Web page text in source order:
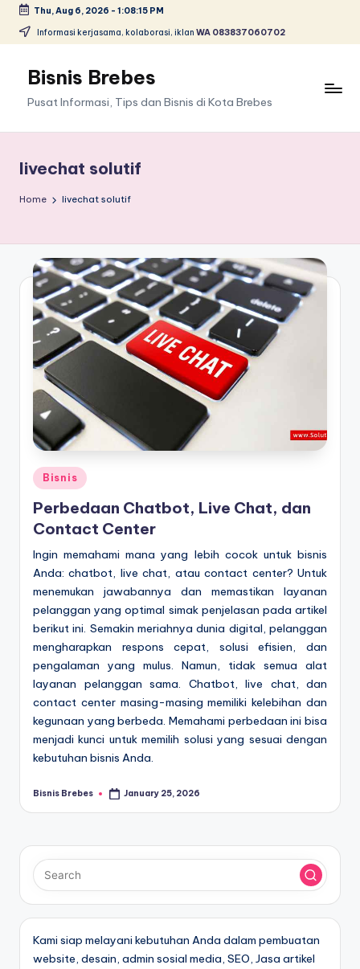
Skip
content
Thu, Aug 6, 2026 - 1:08:15 PM
Informasi kerjasama, kolaborasi, iklan WA 083837060702
Bisnis Brebes
Pusat Informasi, Tips dan Bisnis di Kota Brebes
livechat solutif
Home livechat solutif
Posted
in
Bisnis
Perbedaan Chatbot, Live Chat, dan
Contact Center
Ingin memahami mana yang lebih cocok untuk bisnis
Anda: chatbot, live chat, atau contact center? Untuk
menemukan jawabannya dan memastikan layanan
pelanggan yang optimal simak penjelasan pada artikel
berikut ini. Semakin meriahnya dunia digital, pelanggan
mengharapkan respons cepat, solusi efisien, dan
pengalaman yang mulus. Namun, tidak semua alat
layanan pelanggan sama. Chatbot, live chat, dan
contact center masing-masing memiliki kelebihan dan
kegunaan yang berbeda. Memahami perbedaan ini bisa
menjadi kunci untuk memilih solusi yang sesuai dengan
kebutuhan bisnis Anda.
Posted
Bisnis Brebes January 25, 2026
Kami siap melayani kebutuhan Anda dalam pembuatan
website, desain, admin sosial media, SEO, Jasa artikel